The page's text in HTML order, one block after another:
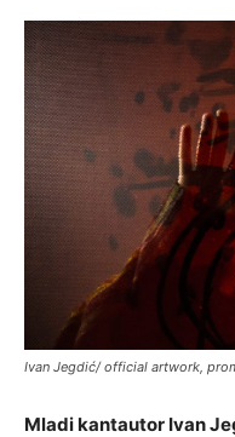
Ivan Jegdić/ official artwork,
Mladi kantautor Ivan